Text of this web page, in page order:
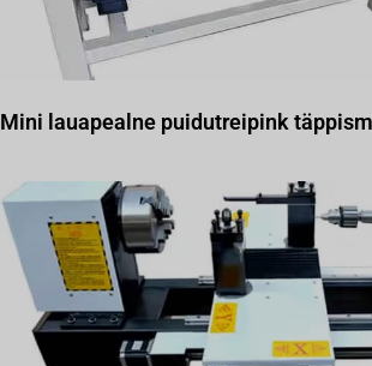
Mini lauapealne puidutreipink